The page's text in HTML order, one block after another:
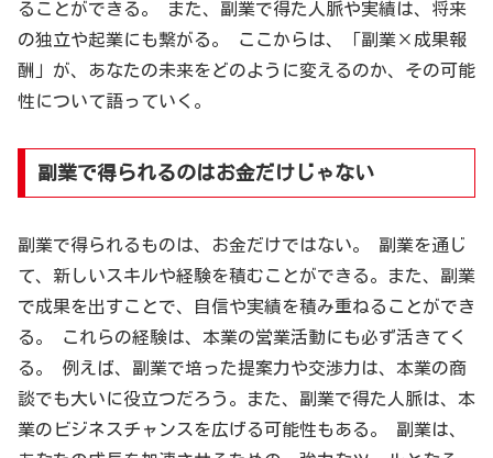
ることができる。 また、副業で得た人脈や実績は、将来
の独立や起業にも繋がる。 ここからは、「副業×成果報
酬」が、あなたの未来をどのように変えるのか、その可能
性について語っていく。
副業で得られるのはお金だけじゃない
副業で得られるものは、お金だけではない。 副業を通じ
て、新しいスキルや経験を積むことができる。また、副業
で成果を出すことで、自信や実績を積み重ねることができ
る。 これらの経験は、本業の営業活動にも必ず活きてく
る。 例えば、副業で培った提案力や交渉力は、本業の商
談でも大いに役立つだろう。また、副業で得た人脈は、本
業のビジネスチャンスを広げる可能性もある。 副業は、